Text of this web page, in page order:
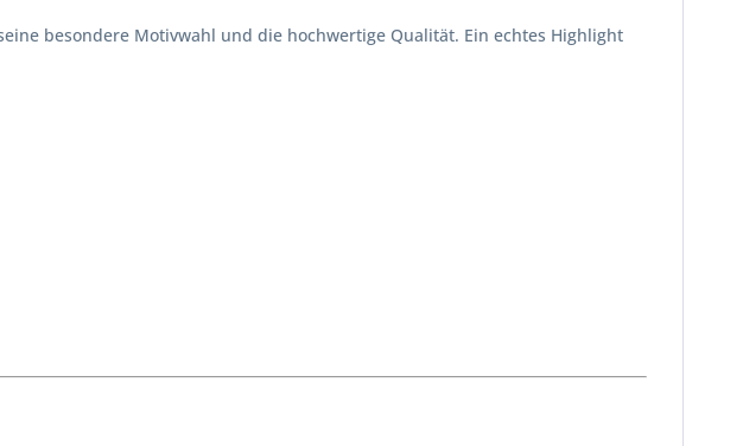
besondere Motivwahl und die hochwertige Qualität. Ein echtes Highlight